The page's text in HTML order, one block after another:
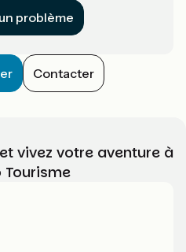
problème
Contacter
vivez votre aventure à
Tourisme